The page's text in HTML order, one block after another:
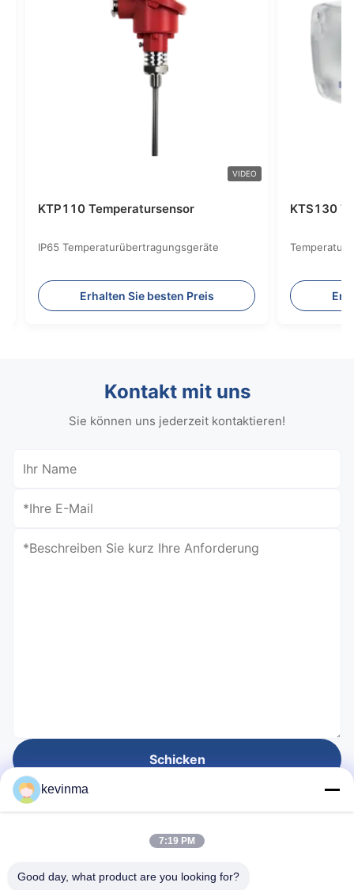
VIDEO
KTP110 Temperatursensor
IP65 Temperaturübertragungsgeräte
Erhalten Sie besten Preis
KTS130
Kontakt mit uns
Sie können uns jederzeit kontaktieren!
Schicken
kevinma
7:19 PM
Good day, what product are you looking for?